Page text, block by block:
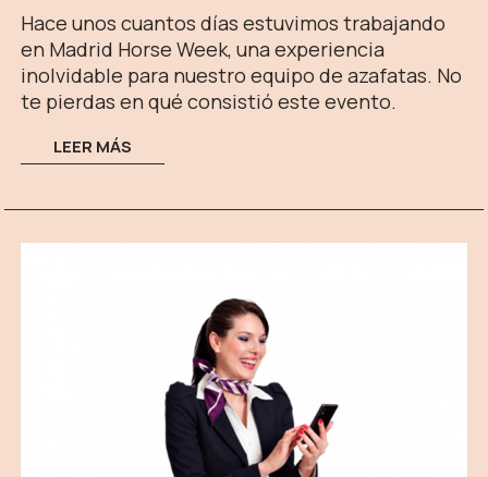
Hace unos cuantos días estuvimos trabajando
en Madrid Horse Week, una experiencia
inolvidable para nuestro equipo de azafatas. No
te pierdas en qué consistió este evento.
LEER MÁS